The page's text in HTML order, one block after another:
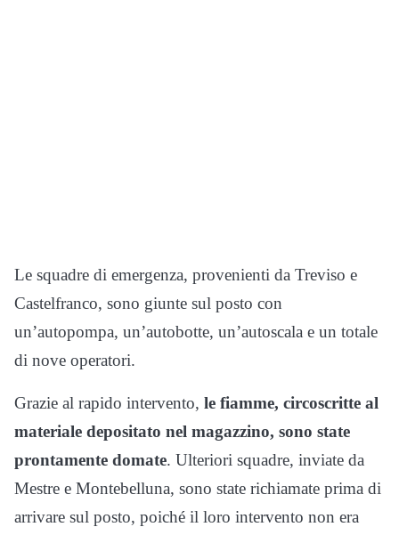
Le squadre di emergenza, provenienti da Treviso e
Castelfranco, sono giunte sul posto con
un’autopompa, un’autobotte, un’autoscala e un totale
di nove operatori.
Grazie al rapido intervento, le fiamme, circoscritte al
materiale depositato nel magazzino, sono state
prontamente domate. Ulteriori squadre, inviate da
Mestre e Montebelluna, sono state richiamate prima di
arrivare sul posto, poiché il loro intervento non era